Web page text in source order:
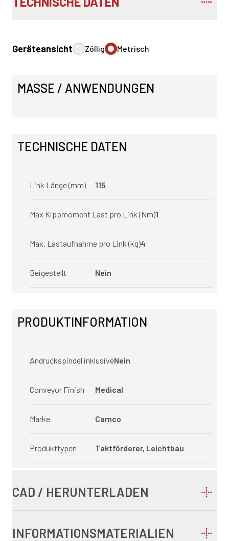
Geräteansicht Zöllig Metrisch
MASSE / ANWENDUNGEN
TECHNISCHE DATEN
Link Länge (mm) 115
Max Kippmoment Last pro Link (Nm)1
Max. Lastaufnahme pro Link (kg)4
Beigestellt Nein
PRODUKTINFORMATION
Andruckspindel inklusiveNein
Conveyor Finish Medical
Marke Camco
Produkttypen Taktförderer, Leichtbau
CAD / HERUNTERLADEN
INFORMATIONSMATERIALIEN